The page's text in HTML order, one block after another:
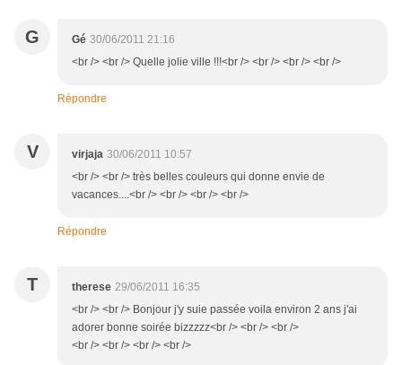
G Gé 30/06/2011 21:16
<br /> <br /> Quelle jolie ville !!!<br /> <br /> <br /> <br />
Répondre
V virjaja 30/06/2011 10:57
<br /> <br /> très belles couleurs qui donne envie de
vacances....<br /> <br /> <br /> <br />
Répondre
T therese 29/06/2011 16:35
<br /> <br /> Bonjour j'y suie passée voila environ 2 ans j'ai
adorer bonne soirée bizzzzz<br /> <br /> <br />
<br /> <br /> <br /> <br />